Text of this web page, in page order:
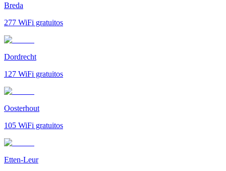
Breda
277 WiFi gratuitos
Dordrecht
127 WiFi gratuitos
Oosterhout
105 WiFi gratuitos
Etten-Leur